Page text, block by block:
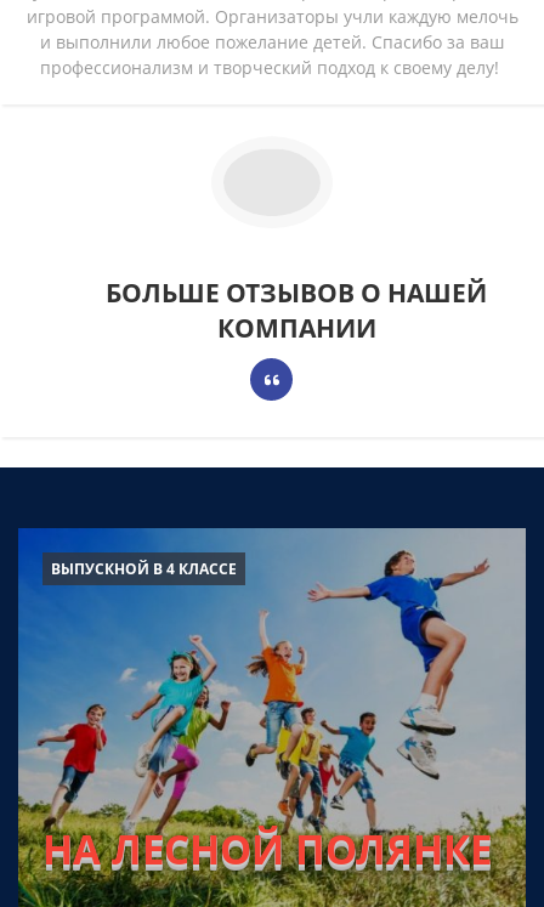
игровой программой. Организаторы учли каждую мелочь
и выполнили любое пожелание детей. Спасибо за ваш
профессионализм и творческий подход к своему делу!
БОЛЬШЕ ОТЗЫВОВ О НАШЕЙ
КОМПАНИИ
ВЫПУСКНОЙ В 4 КЛАССЕ
НА ЛЕСНОЙ ПОЛЯНКЕ